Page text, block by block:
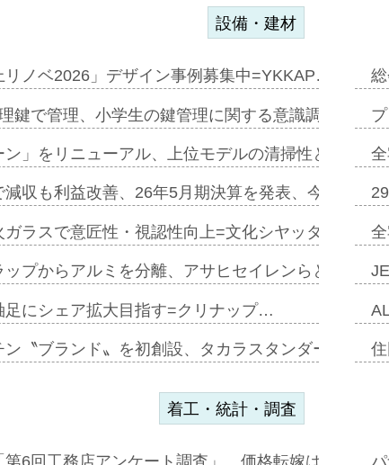
設備・建材
リノベ2026」デザイン事例募集中=YKKAP…
鍵で管理、小学生の鍵管理に関する意識調査
ン」をリニューアル、上位モデルの清掃性と安全
減収も利益改善、26年5月期決算を発表、今期は増
ガラスで意匠性・視認性向上=文化シヤッター…
ップからアルミを分離、アサヒセイレンらと協働開
足にシェア拡大目指す=クリナップ…
ン〝ブランド〟を初創設、タカラスタンダードが新
着工・統計・調査